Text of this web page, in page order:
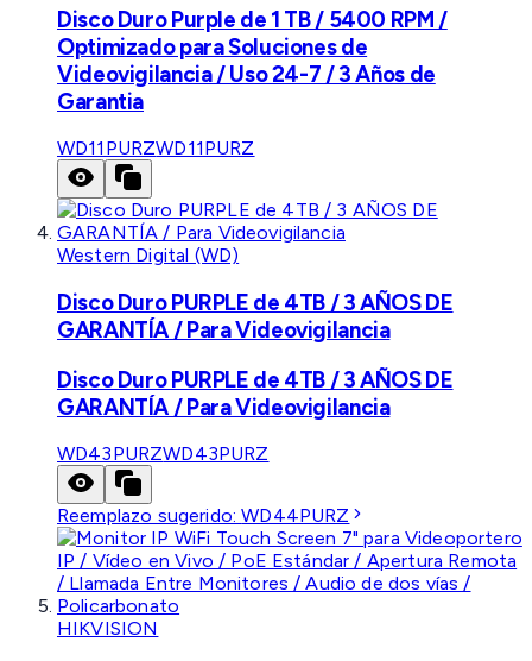
Disco Duro Purple de 1 TB / 5400 RPM /
Optimizado para Soluciones de
Videovigilancia / Uso 24-7 / 3 Años de
Garantia
WD11PURZWD11PURZ
Western Digital (WD)
Disco Duro PURPLE de 4TB / 3 AÑOS DE
GARANTÍA / Para Videovigilancia
Disco Duro PURPLE de 4TB / 3 AÑOS DE
GARANTÍA / Para Videovigilancia
WD43PURZWD43PURZ
Reemplazo sugerido:WD44PURZ
HIKVISION